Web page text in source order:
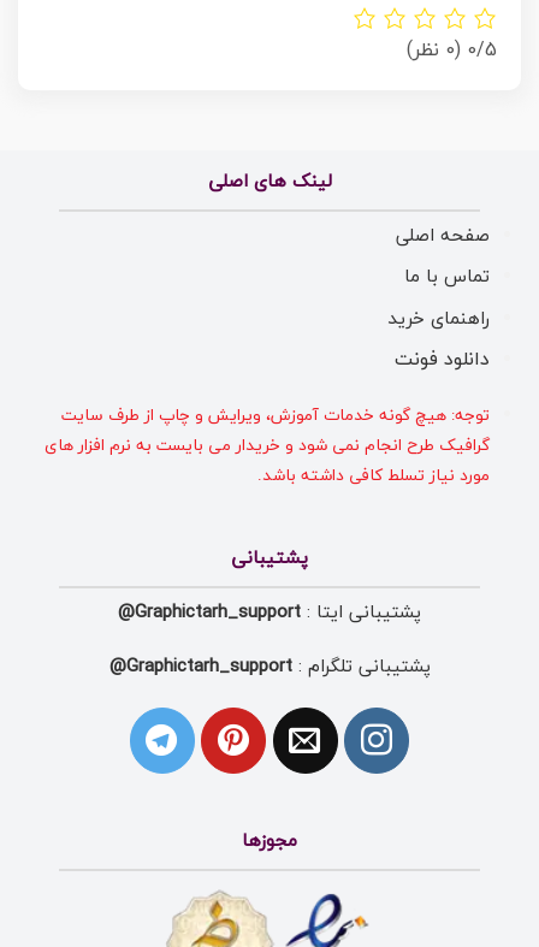
0/5 (0 نظر)
لینک های اصلی
صفحه اصلی
تماس با ما
راهنمای خرید
دانلود فونت
توجه: هیچ گونه خدمات آموزش، ویرایش و چاپ از طرف سایت
گرافیک طرح انجام نمی شود و خریدار می بایست به نرم افزار های
مورد نیاز تسلط کافی داشته باشد.
پشتیبانی
پشتیبانی ایتا : Graphictarh_support@
پشتیبانی تلگرام :Graphictarh_support@
مجوزها